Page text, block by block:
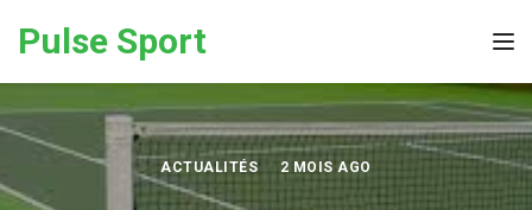
Pulse Sport
ACTUALITÉS 2 MOIS AGO